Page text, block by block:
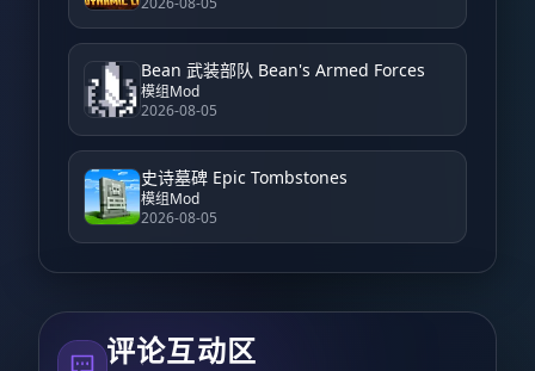
Bean 武装部队 Bean's Armed Forces
模组Mod
2026-08-05
史诗墓碑 Epic Tombstones
模组Mod
2026-08-05
评论互动区